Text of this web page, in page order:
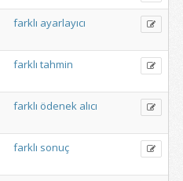
farklı ayarlayıcı
farklı tahmin
farklı ödenek alıcı
farklı sonuç